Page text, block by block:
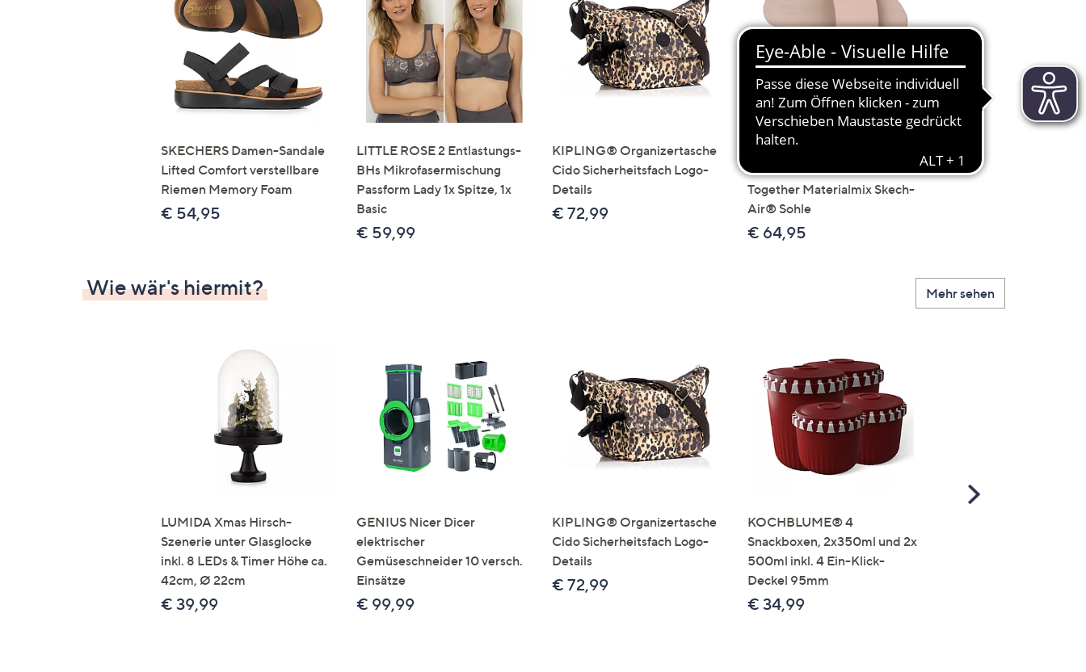
Touch-
Geräten
nach
links
bzw.
rechts,
um
diese
anzuzeigen.
SKECHERS Damen-Sandale
Lifted Comfort verstellbare
Riemen Memory Foam
€ 54,95
LITTLE ROSE 2 Entlastungs-
BHs Mikrofasermischung
Passform Lady 1x Spitze, 1x
Basic
€ 59,99
KIPLING® Organizertasche
Cido Sicherheitsfach Logo-
Details
€ 72,99
Pantolette Uno - Stand
Together Materialmix Skech-
Air® Sohle
€ 64,95
Tops Mikrofaser
Scroll
Wie wär's hiermit? Mehr sehen
LUMIDA Xmas Hirsch-
Szenerie unter Glasglocke
inkl. 8 LEDs & Timer Höhe ca.
42cm, Ø 22cm
€ 39,99
GENIUS Nicer Dicer
elektrischer
Gemüseschneider 10 versch.
Einsätze
€ 99,99
KIPLING® Organizertasche
Cido Sicherheitsfach Logo-
Details
€ 72,99
KOCHBLUME® 4
Snackboxen, 2x350ml und 2x
500ml inkl. 4 Ein-Klick-
Deckel 95mm
€ 34,99
Scroll